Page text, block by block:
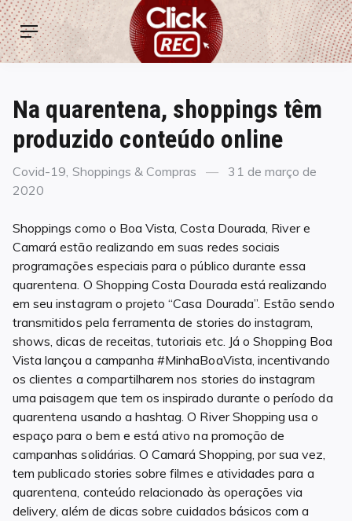
Skip
to
content
ClickREC
Menu
Na quarentena, shoppings têm
produzido conteúdo online
Categories
Covid-19, Shoppings & Compras
Posted
31 de março de
2020
Shoppings como o Boa Vista, Costa Dourada, River e
Camará estão realizando em suas redes sociais
programações especiais para o público durante essa
quarentena. O Shopping Costa Dourada está realizando
em seu instagram o projeto “Casa Dourada”. Estão sendo
transmitidos pela ferramenta de stories do instagram,
shows, dicas de receitas, tutoriais etc. Já o Shopping Boa
Vista lançou a campanha #MinhaBoaVista, incentivando
os clientes a compartilharem nos stories do instagram
uma paisagem que tem os inspirado durante o período da
quarentena usando a hashtag. O River Shopping usa o
espaço para o bem e está ativo na promoção de
campanhas solidárias. O Camará Shopping, por sua vez,
tem publicado stories sobre filmes e atividades para a
quarentena, conteúdo relacionado às operações via
delivery, além de dicas sobre cuidados básicos com a